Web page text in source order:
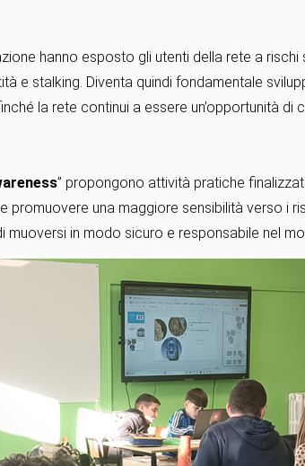
hanno esposto gli utenti della rete a
e stalking. Diventa quindi fondamentale
la rete continui a essere un’opportunità di
” propongono attività pratiche
una maggiore sensibilità verso i
in modo sicuro e responsabile nel